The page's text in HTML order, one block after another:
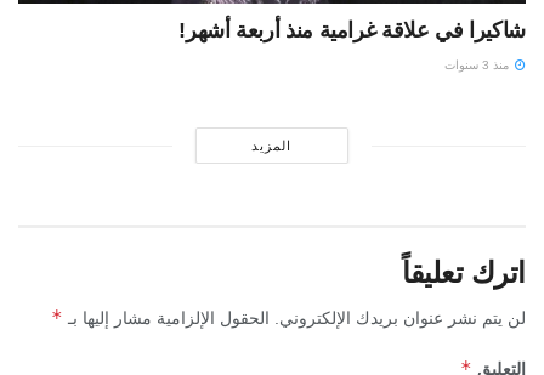
شاكيرا في علاقة غرامية منذ أربعة أشهر!
منذ 3 سنوات
المزيد
اترك تعليقاً
لن يتم نشر عنوان بريدك الإلكتروني. الحقول الإلزامية مشار إليها بـ *
التعليق *